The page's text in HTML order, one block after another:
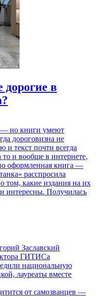
в
— но книги умеют
дороговизна не
текст почти всегда
и вообще в интернете,
оформленная книга —
расспросила
том, какие издания на их
интересны. Получилась
Заславский
ГИТИСа
национальную
лауреаты вместе
от самозванцев —